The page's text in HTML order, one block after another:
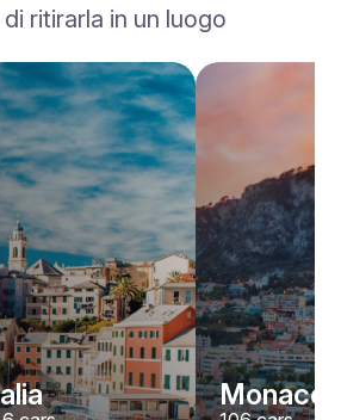
Da 600
ora
ritirarla in un luogo
Monaco